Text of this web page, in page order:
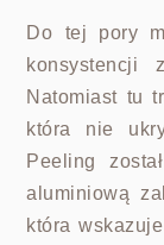
Do tej pory
konsystencji
Natomiast tu
która nie
Peeling
aluminiową
która